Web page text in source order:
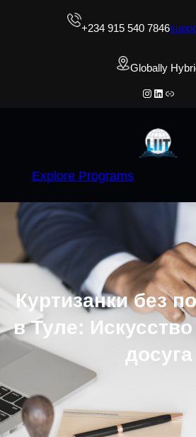
+234 915 540 7846
Globally
Instagram
LinkedIn
Link
Explore Programs
Куртизанки без
в Туле:
досуга